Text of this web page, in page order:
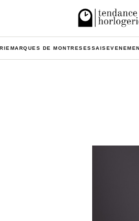
MARQUES DE MONTRESESSAIS